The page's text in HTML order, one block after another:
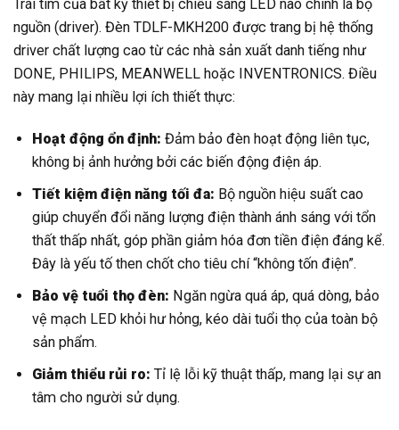
Trái tim của bất kỳ thiết bị chiếu sáng LED nào chính là bộ
nguồn (driver). Đèn TDLF-MKH200 được trang bị hệ thống
driver chất lượng cao từ các nhà sản xuất danh tiếng như
DONE, PHILIPS, MEANWELL hoặc INVENTRONICS. Điều
này mang lại nhiều lợi ích thiết thực:
Hoạt động ổn định: Đảm bảo đèn hoạt động liên tục,
không bị ảnh hưởng bởi các biến động điện áp.
Tiết kiệm điện năng tối đa: Bộ nguồn hiệu suất cao
giúp chuyển đổi năng lượng điện thành ánh sáng với tổn
thất thấp nhất, góp phần giảm hóa đơn tiền điện đáng kể.
Đây là yếu tố then chốt cho tiêu chí “không tốn điện”.
Bảo vệ tuổi thọ đèn: Ngăn ngừa quá áp, quá dòng, bảo
vệ mạch LED khỏi hư hỏng, kéo dài tuổi thọ của toàn bộ
sản phẩm.
Giảm thiểu rủi ro: Tỉ lệ lỗi kỹ thuật thấp, mang lại sự an
tâm cho người sử dụng.